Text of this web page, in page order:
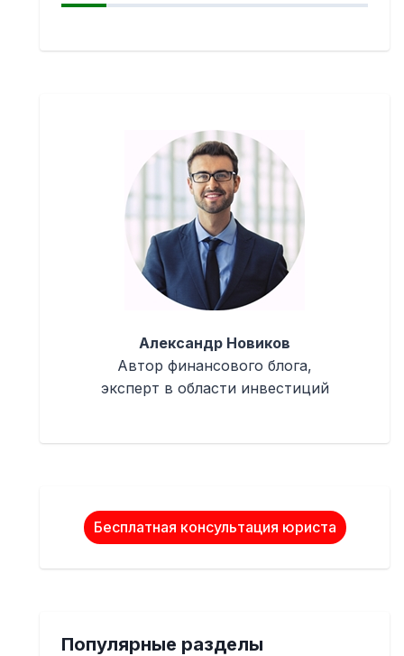
Александр Новиков
Автор финансового блога,
эксперт в области инвестиций
Бесплатная консультация юриста
Популярные разделы